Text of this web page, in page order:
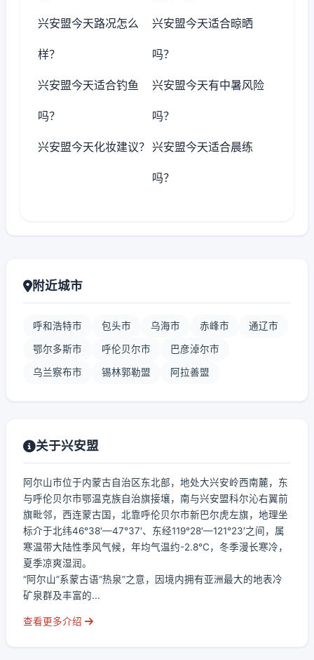
兴安盟今天路况怎么
样？
兴安盟今天适合晾晒
吗？
兴安盟今天适合钓鱼
吗？
兴安盟今天有中暑风险
吗？
兴安盟今天化妆建议？ 兴安盟今天适合晨练
吗？
附近城市
呼和浩特市 包头市 乌海市 赤峰市 通辽市
鄂尔多斯市 呼伦贝尔市 巴彦淖尔市
乌兰察布市 锡林郭勒盟 阿拉善盟
关于兴安盟
阿尔山市位于内蒙古自治区东北部，地处大兴安岭西南麓，东
与呼伦贝尔市鄂温克族自治旗接壤，南与兴安盟科尔沁右翼前
旗毗邻，西连蒙古国，北靠呼伦贝尔市新巴尔虎左旗，地理坐
标介于北纬46°38′—47°37′、东经119°28′—121°23′之间，属
寒温带大陆性季风气候，年均气温约-2.8℃，冬季漫长寒冷，
夏季凉爽湿润。
“阿尔山”系蒙古语“热泉”之意，因境内拥有亚洲最大的地表冷
矿泉群及丰富的...
查看更多介绍